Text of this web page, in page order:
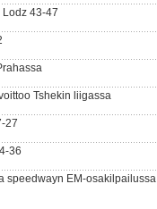
Lodz 43-47
Tshekin liigassa
27
36
speedwayn EM-osakilpailussa